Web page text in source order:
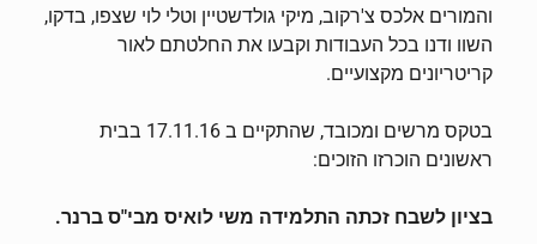
והמורים אלכס צ'רקוב, מיקי גולדשטיין וטלי לוי שצפו, בדקו,
השוו ודנו בכל העבודות וקבעו את החלטתם לאור
קריטריונים מקצועיים.
בטקס מרשים ומכובד, שהתקיים ב 17.11.16 בבית
ראשונים הוכרזו הזוכים:
בציון לשבח זכתה התלמידה משי לואיס מבי"ס ברנר.